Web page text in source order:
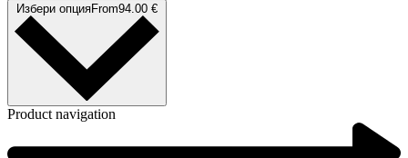
Избери опцияFrom94.00 €
Product navigation